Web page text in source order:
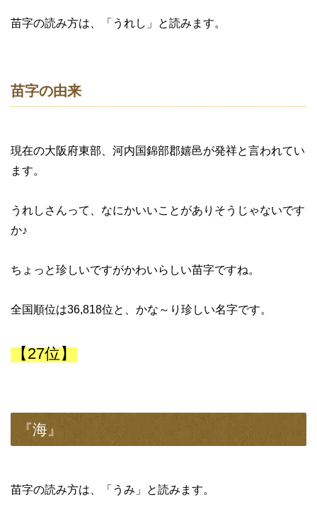
苗字の読み方は、「うれし」と読みます。
苗字の由来
現在の大阪府東部、河内国錦部郡嬉邑が発祥と言われてい
ます。
うれしさんって、なにかいいことがありそうじゃないです
か♪
ちょっと珍しいですがかわいらしい苗字ですね。
全国順位は36,818位と、かな～り珍しい名字です。
【27位】
『海』
苗字の読み方は、「うみ」と読みます。